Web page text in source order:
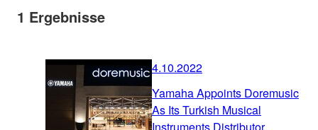
1 Ergebnisse
4.10.2022
Yamaha Appoints Doremusic
As Its Turkish Musical
Instruments Distributor